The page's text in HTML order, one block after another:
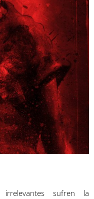
irrelevantes sufren la